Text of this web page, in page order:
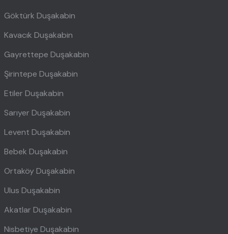
Göktürk Duşakabin
Kavacık Duşakabin
Gayrettepe Duşakabin
Şirintepe Duşakabin
Etiler Duşakabin
Sarıyer Duşakabin
Levent Duşakabin
Bebek Duşakabin
Ortaköy Duşakabin
Ulus Duşakabin
Akatlar Duşakabin
Nisbetiye Duşakabin